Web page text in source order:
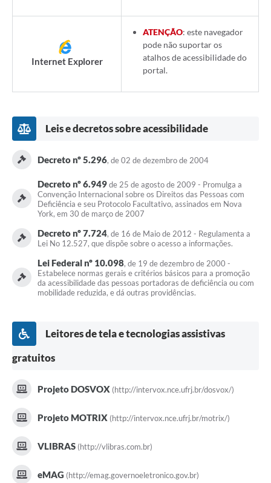
Internet Explorer
ATENÇÃO: este navegador
pode não suportar os
atalhos de acessibilidade do
portal.
Leis e decretos sobre acessibilidade
Decreto nº 5.296, de 02 de dezembro de 2004
Decreto nº 6.949de 25 de agosto de 2009 - Promulga a
Convenção Internacional sobre os Direitos das Pessoas com
Deficiência e seu Protocolo Facultativo, assinados em Nova
York, em 30 de março de 2007
Decreto nº 7.724, de 16 de Maio de 2012 - Regulamenta a
Lei No 12.527, que dispõe sobre o acesso a informações.
Lei Federal nº 10.098, de 19 de dezembro de 2000 -
Estabelece normas gerais e critérios básicos para a promoção
da acessibilidade das pessoas portadoras de deficiência ou com
mobilidade reduzida, e dá outras providências.
Leitores de tela e tecnologias assistivas
gratuitos
Projeto DOSVOX (http://intervox.nce.ufrj.br/dosvox/)
Projeto MOTRIX (http://intervox.nce.ufrj.br/motrix/)
VLIBRAS (http://vlibras.com.br)
eMAG (http://emag.governoeletronico.gov.br)